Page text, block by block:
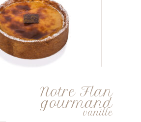
Notre Flan
gourmand
vanille